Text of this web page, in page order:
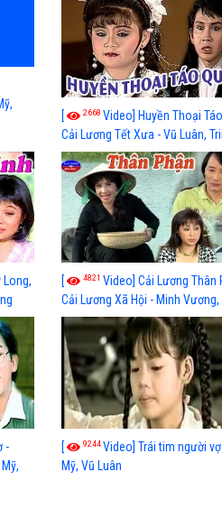
[ 2668 Video] Huyền Thoại
Cải Lương Tết Xưa - Vũ Luân,
Trinh
Long,
[ 4821 Video] Cải Lương Thân
Cải Lương Xã Hội - Minh Vương,
Thủy, Vũ Luân, Thoại Mỹ, Trọng
Diệp Lang, Hồng Yến, Quốc
Đông
-
[ 9244Video] Trái tim người
Mỹ, Vũ Luân
Để Ủng Hộ Chúng Tôi Duy Trì